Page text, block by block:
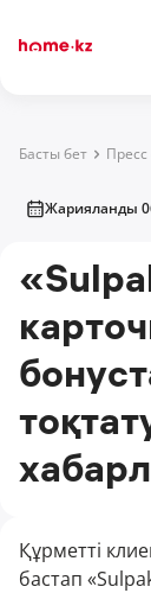
Басты бет
Жарияланды
Құрметті
бастап